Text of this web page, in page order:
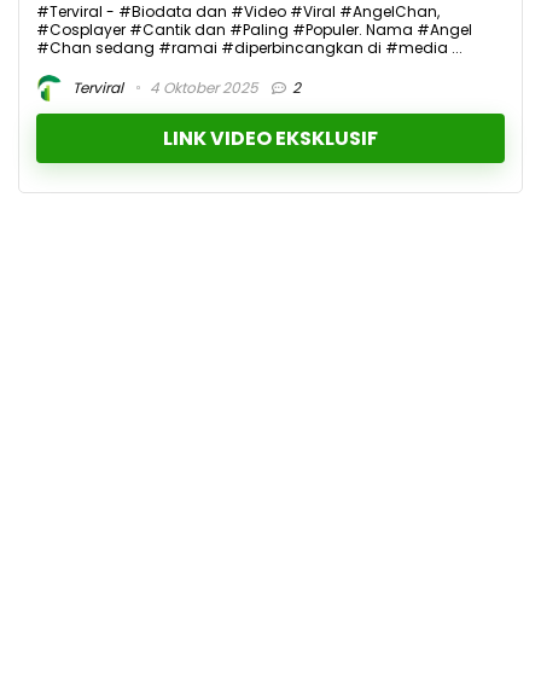
#Terviral - #Biodata dan #Video #Viral #AngelChan,
#Cosplayer #Cantik dan #Paling #Populer. Nama #Angel
#Chan sedang #ramai #diperbincangkan di #media ...
Terviral
4 Oktober 2025 2
LINK VIDEO EKSKLUSIF